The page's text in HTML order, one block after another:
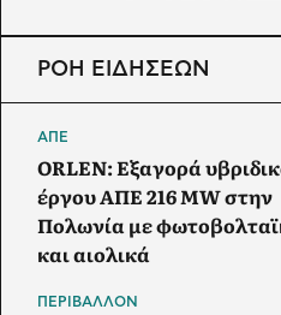
ΡΟΗ ΕΙΔΗΣΕΩΝ
ΑΠΕ
ORLEN: Εξαγορά
έργου ΑΠΕ 216 MW στην
Πολωνία με
και αιολικά
ΠΕΡΙΒΑΛΛΟΝ